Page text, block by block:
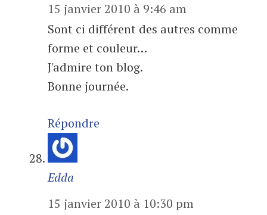
15 janvier 2010 à 9:46 am
Sont ci différent des autres comme
forme et couleur…
J'admire ton blog.
Bonne journée.
Répondre
Edda
15 janvier 2010 à 10:30 pm